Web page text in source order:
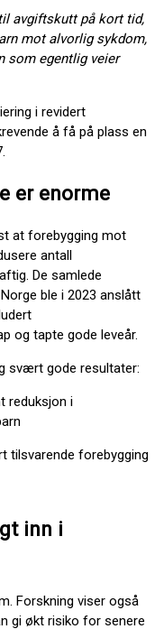
avgiftskutt på kort tid,
mot alvorlig sykdom,
som egentlig veier
i revidert
å få på plass en
er enorme
at forebygging mot
antall
De samlede
ble i 2023 anslått
og tapte gode leveår.
svært gode resultater:
reduksjon i
tilsvarende forebygging
inn i
Forskning viser også
gi økt risiko for senere